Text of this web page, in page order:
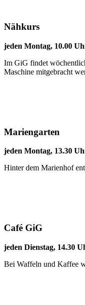
Nähkurs
jeden Montag, 10.00
Im GiG findet
Maschine mitgebracht
Mariengarten
jeden Montag, 13.30
Hinter dem Marienhof
Café GiG
jeden Dienstag, 14.30
Bei Waffeln und Kaffee